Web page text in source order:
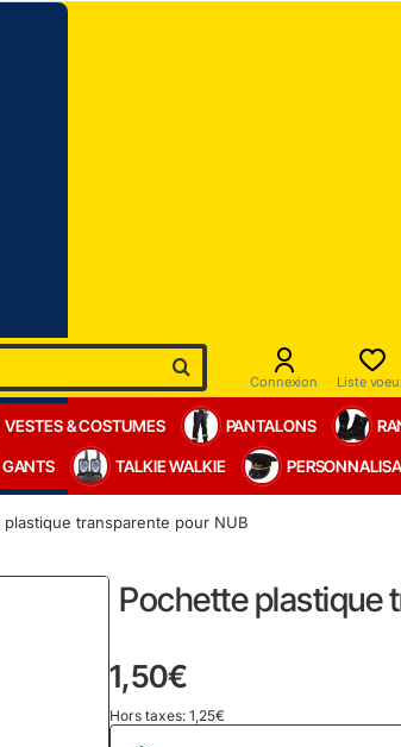
Connexion Liste
VESTES & COSTUMES PANTALONS
GANTS TALKIE WALKIE
plastique transparente pour NUB
Pochette plastique
1,50€
Hors taxes: 1,25€